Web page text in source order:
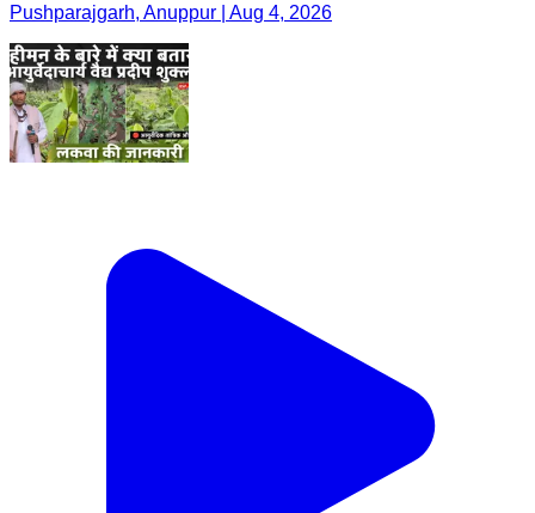
Pushparajgarh, Anuppur | Aug 4, 2026